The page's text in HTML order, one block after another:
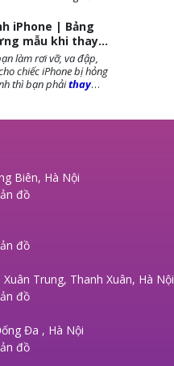
sau 10-15 phút.
tốt nhất tới khách
lực full màn, tặng
vệ sinh máy.
iPhone | Bảng
mẫu khi thay
làm rơi vỡ, va đập,
chiếc iPhone bị hỏng
thì bạn phảithay
dưới đây,Hanoi
Biên, Hà Nội
đồ
đồ
Trung, Thanh Xuân, Hà Nội
đồ
Đa , Hà Nội
đồ